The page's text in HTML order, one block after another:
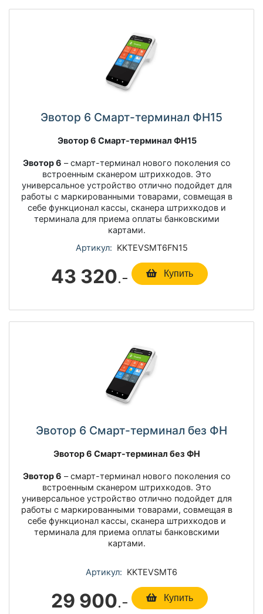
Эвотор 6 Смарт-терминал ФН15
Эвотор 6 Смарт-терминал ФН15
Эвотор 6 – смарт-терминал нового поколения со
встроенным сканером штрихкодов. Это
универсальное устройство отлично подойдет для
работы с маркированными товарами, совмещая в
себе функционал кассы, сканера штрихкодов и
терминала для приема оплаты банковскими
картами.
Артикул: KKTEVSMT6FN15
43 320.- Купить
Эвотор 6 Смарт-терминал без ФН
Эвотор 6 Смарт-терминал без ФН
Эвотор 6 – смарт-терминал нового поколения со
встроенным сканером штрихкодов. Это
универсальное устройство отлично подойдет для
работы с маркированными товарами, совмещая в
себе функционал кассы, сканера штрихкодов и
терминала для приема оплаты банковскими
картами.
Артикул: KKTEVSMT6
29 900.- Купить